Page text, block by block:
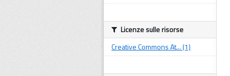
Licenze sulle risorse
Creative Commons At... (1)